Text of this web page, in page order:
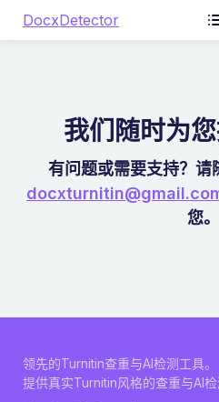
DocxDetector
我们随时为您
有问题或需要支持？请
您。
领先的Turnitin查重与AI检测工具。
提供真实Turnitin风格的查重与AI